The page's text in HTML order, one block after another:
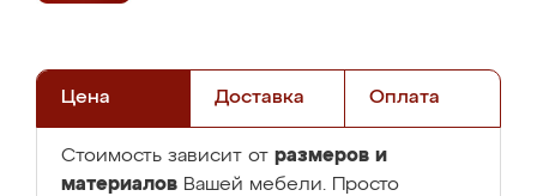
Цена Доставка Оплата
Стоимость зависит от размеров и
материалов Вашей мебели. Просто